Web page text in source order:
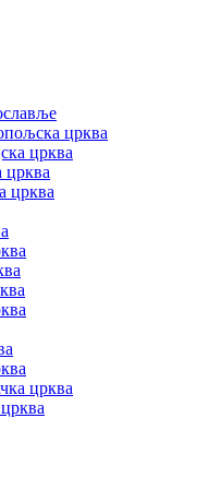
црква
црква
црква
црква
црква